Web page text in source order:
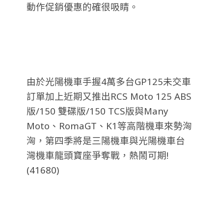
動作促銷優惠的確很吸睛。
由於光陽機車手握4萬多台GP125未交車
訂單加上近期又推出RCS Moto 125 ABS
版/150 雙碟版/150 TCS版與Many
Moto、RomaGT、K1等高階機車來勢洶
洶，第四季將是三陽機車與光陽機車台
灣機車龍頭寶座爭奪戰，熱鬧可期!
(41680)